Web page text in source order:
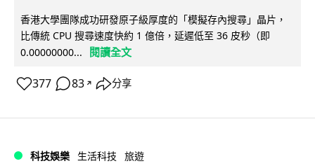
香港大學團隊成功研發原子級厚度的「模擬存內搜尋」晶片，
比傳統 CPU 搜尋速度快約 1 億倍，延遲低至 36 皮秒（即
0.00000000...
閱讀全文
377 83 ↗ 分享
科技娛樂 生活科技 旅遊